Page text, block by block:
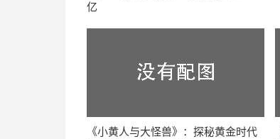
亿
《小黄人与大怪兽》：探秘黄金时代